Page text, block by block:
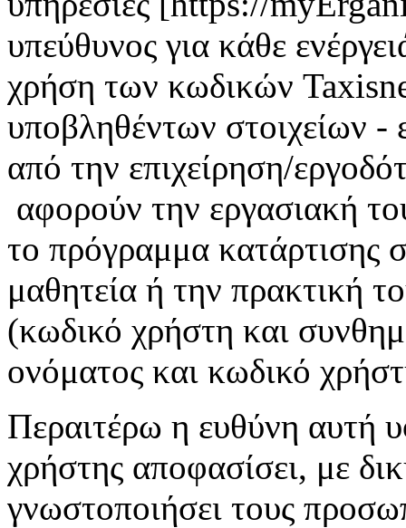
υπεύθυνος για κάθε
χρήση των κωδικών
υποβληθέντων στοιχείων -
από την επιχείρηση/
αφορούν την εργασιακή
το πρόγραμμα κατάρτισης
μαθητεία ή την πρακτική
(κωδικό χρήστη και
ονόματος και κωδικό
Περαιτέρω η ευθύνη αυτή
χρήστης αποφασίσει, με
γνωστοποιήσει τους